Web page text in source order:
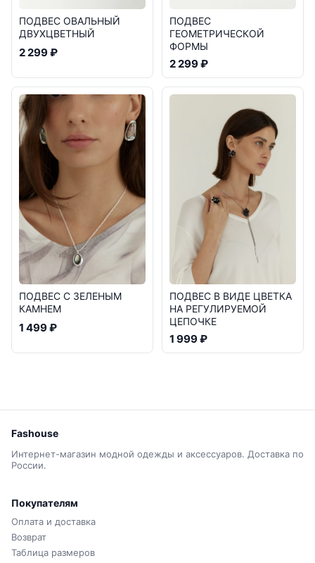
ПОДВЕС ОВАЛЬНЫЙ
ДВУХЦВЕТНЫЙ
2 299 ₽
ПОДВЕС
ГЕОМЕТРИЧЕСКОЙ
ФОРМЫ
2 299 ₽
ПОДВЕС С ЗЕЛЕНЫМ
КАМНЕМ
1 499 ₽
ПОДВЕС В ВИДЕ ЦВЕТКА
НА РЕГУЛИРУЕМОЙ
ЦЕПОЧКЕ
1 999 ₽
Fashouse
Интернет-магазин модной одежды и аксессуаров. Доставка по
России.
Покупателям
Оплата и доставка
Возврат
Таблица размеров